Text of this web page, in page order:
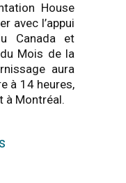
House
avec l’appui
Canada et
Mois de la
aura
à 14 heures,
à Montréal.